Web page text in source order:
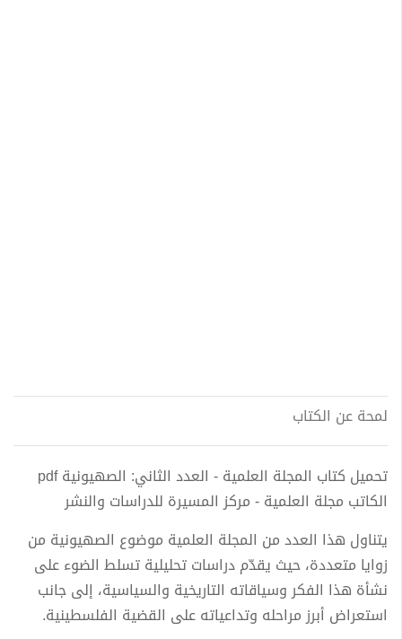
لمحة عن الكتاب
تحميل كتاب المجلة العلمية - العدد الثاني: الصهيونية pdf
الكاتب مجلة العلمية - مركز المسيرة للدراسات والنشر
يتناول هذا العدد من المجلة العلمية موضوع الصهيونية من
زوايا متعددة، حيث يقدّم دراسات تحليلية تسلط الضوء على
نشأة هذا الفكر وسياقاته التاريخية والسياسية، إلى جانب
استعراض أبرز مراحله وتداعياته على القضية الفلسطينية.